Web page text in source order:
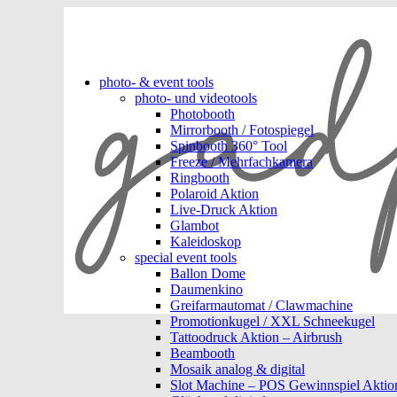
photo- & event tools
photo- und videotools
Photobooth
Mirrorbooth / Fotospiegel
Spinbooth 360° Tool
Freeze / Mehrfachkamera
Ringbooth
Polaroid Aktion
Live-Druck Aktion
Glambot
Kaleidoskop
special event tools
Ballon Dome
Daumenkino
Greifarmautomat / Clawmachine
Promotionkugel / XXL Schneekugel
Tattoodruck Aktion – Airbrush
Beambooth
Mosaik analog & digital
Slot Machine – POS Gewinnspiel